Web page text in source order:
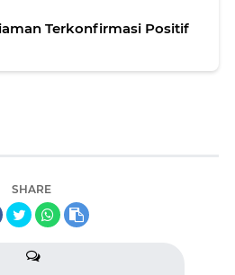
Terkonfirmasi Positif
SHARE